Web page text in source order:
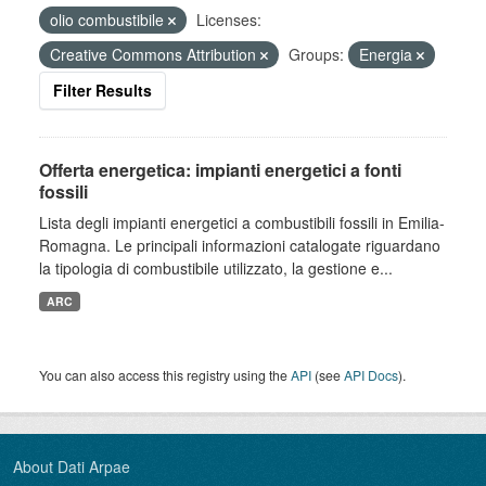
olio combustibile
Licenses:
Creative Commons Attribution
Groups:
Energia
Filter Results
Offerta energetica: impianti energetici a fonti
fossili
Lista degli impianti energetici a combustibili fossili in Emilia-
Romagna. Le principali informazioni catalogate riguardano
la tipologia di combustibile utilizzato, la gestione e...
ARC
You can also access this registry using theAPI (seeAPI Docs).
About Dati Arpae